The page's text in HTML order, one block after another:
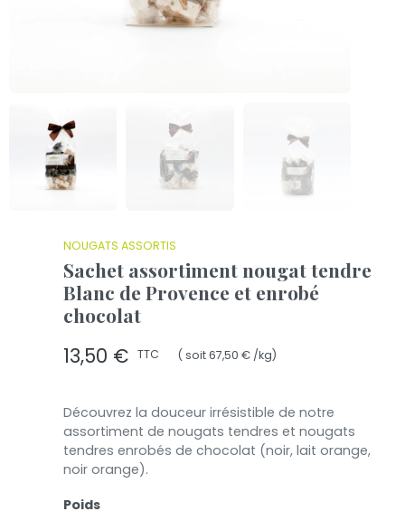
NOUGATS ASSORTIS
Sachet assortiment nougat tendre
Blanc de Provence et enrobé
chocolat
13,50 € TTC ( soit 67,50 € /kg)
Découvrez la douceur irrésistible de notre
assortiment de nougats tendres et nougats
tendres enrobés de chocolat (noir, lait orange,
noir orange).
Poids